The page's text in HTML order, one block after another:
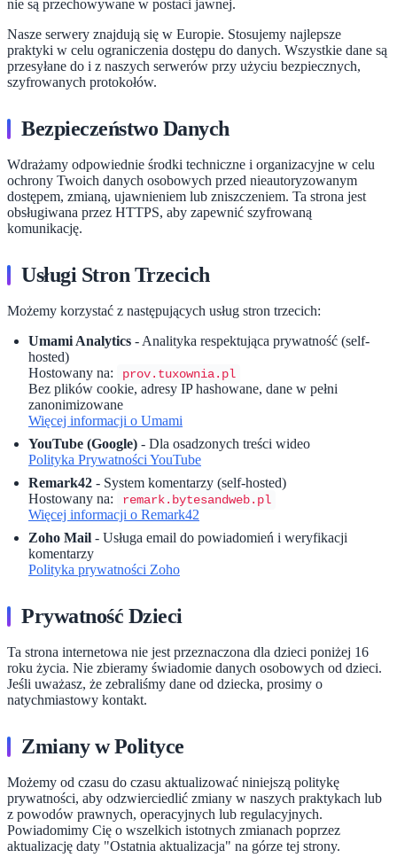
nie są przechowywane w postaci jawnej.
Nasze serwery znajdują się w Europie. Stosujemy najlepsze
praktyki w celu ograniczenia dostępu do danych. Wszystkie dane są
przesyłane do i z naszych serwerów przy użyciu bezpiecznych,
szyfrowanych protokołów.
Bezpieczeństwo Danych
Wdrażamy odpowiednie środki techniczne i organizacyjne w celu
ochrony Twoich danych osobowych przed nieautoryzowanym
dostępem, zmianą, ujawnieniem lub zniszczeniem. Ta strona jest
obsługiwana przez HTTPS, aby zapewnić szyfrowaną
komunikację.
Usługi Stron Trzecich
Możemy korzystać z następujących usług stron trzecich:
Umami Analytics - Analityka respektująca prywatność (self-
hosted)
Hostowany na:
prov.tuxownia.pl
Bez plików cookie, adresy IP hashowane, dane w pełni
zanonimizowane
Więcej informacji o Umami
YouTube (Google) - Dla osadzonych treści wideo
Polityka Prywatności YouTube
Remark42 - System komentarzy (self-hosted)
Hostowany na:
remark.bytesandweb.pl
Więcej informacji o Remark42
Zoho Mail - Usługa email do powiadomień i weryfikacji
komentarzy
Polityka prywatności Zoho
Prywatność Dzieci
Ta strona internetowa nie jest przeznaczona dla dzieci poniżej 16
roku życia. Nie zbieramy świadomie danych osobowych od dzieci.
Jeśli uważasz, że zebraliśmy dane od dziecka, prosimy o
natychmiastowy kontakt.
Zmiany w Polityce
Możemy od czasu do czasu aktualizować niniejszą politykę
prywatności, aby odzwierciedlić zmiany w naszych praktykach lub
z powodów prawnych, operacyjnych lub regulacyjnych.
Powiadomimy Cię o wszelkich istotnych zmianach poprzez
aktualizację daty "Ostatnia aktualizacja" na górze tej strony.